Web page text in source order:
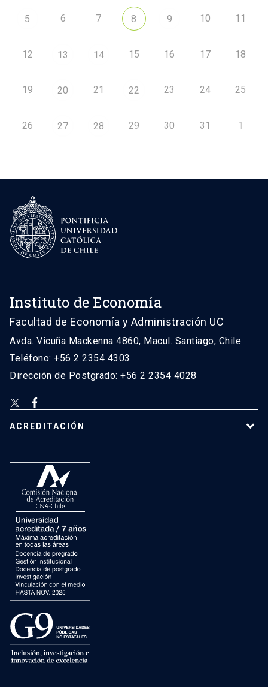
5 6 7 8 9 10 11
12 13 14 15 16 17 18
19 20 21 22 23 24 25
26 27 28 29 30 31 1
Instituto de Economía
Facultad de Economía y Administración UC
Avda. Vicuña Mackenna 4860, Macul. Santiago, Chile
Teléfono: +56 2 2354 4303
Dirección de Postgrado: +56 2 2354 4028
ACREDITACIÓN